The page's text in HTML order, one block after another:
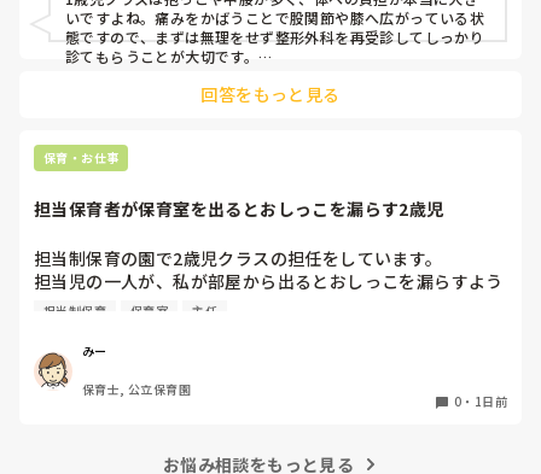
乗り切ったら
週末には、左が痛みだし、これも痛み止めや湿布で抑えて仕
事をしていたら、
床から支えなしに立ち上がりにくくなり、痛みが走ります。
自転車通勤ですが、それも、膝や太ももに痛みが来始めまし
た。
今は８月。
家でもやることはあります。
日常生活すら支障をきたすほどになりました。
椅子に座って作業をすれば？
と、園で言われました。
なので、子ども椅子程度の高さの踏み台に座って、試してみ
ただじっと座っていても、5分も座ればお尻に痛みがきま
いですよね。痛みをかばうことで股関節や膝へ広がっている状
態ですので、まずは無理をせず整形外科を再受診してしっかり
診てもらうことが大切です。
用したり、抱っこや重い作業は周囲の先生に相談して頼むよう
回答をもっと見る
保育・お仕事
担当保育者が保育室を出るとおしっこを漏らす2歳児
担当制保育の園で2歳児クラスの担任をしています。
担当児の一人が、私が部屋から出るとおしっこを漏らすよう
になりました。
4月から私への執着が強かったのですが、特に寝かしつけの
時に私がそばに行かないと繰り返し大きい声で呼んだり私が
寝かしつけしている子にちょっかいを出したり、何回もトイ
パンツで寝れる子が増えてきて、寝かしつけの時にトイレに
担当制保育 保育室 主任
みー
保育士, 公立保育園
0 ・ 1日前
お悩み相談をもっと見る